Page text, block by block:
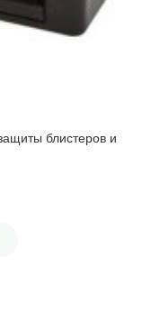
блистеров и